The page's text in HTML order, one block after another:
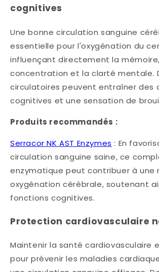
cognitives
Une bonne circulation sanguine
essentielle pour l'oxygénation du
influençant directement la
concentration et la clarté mentale.
circulatoires peuvent entraîner des
cognitives et une sensation de
Produits recommandés :
Serracor NK AST Enzymes : En
circulation sanguine saine, ce
enzymatique peut contribuer à une
oxygénation cérébrale, soutenant
fonctions cognitives.
Protection cardiovasculaire
Maintenir la santé cardiovasculaire
pour prévenir les maladies